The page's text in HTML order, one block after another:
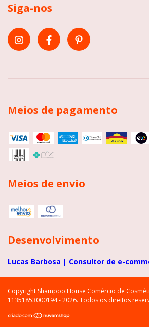
Siga-nos
Meios de pagamento
Meios de envio
Desenvolvimento
Lucas Barbosa | Consultor de e-
Copyright Shampoo House Comércio de
11351853000194 - 2026. Todos os direitos